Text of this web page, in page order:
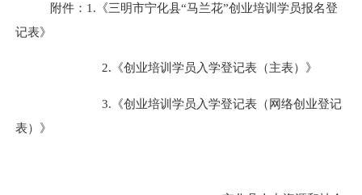
附件： 1. 《三明市宁化县“马兰花”创业培训学员报名登
记表》
2. 《创业培训学员入学登记表（主表）》
3. 《创业培训学员入学登记表（网络创业登记
表）》